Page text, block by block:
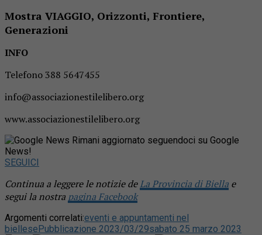
Mostra VIAGGIO, Orizzonti, Frontiere,
Generazioni
INFO
Telefono 388 5647455
info@associazionestilelibero.org
www.associazionestilelibero.org
Rimani aggiornato seguendoci su Google
News!
SEGUICI
Continua a leggere le notizie deLa Provincia di Biella e
segui la nostra pagina Facebook
Argomenti correlati:eventi e appuntamenti nel
biellesePubblicazione 2023/03/29sabato 25 marzo 2023